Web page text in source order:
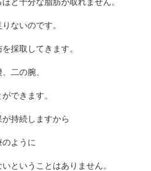
ないのです。
採取してきます。
二の腕、
できます。
持続しますから
ように
ということはありません。